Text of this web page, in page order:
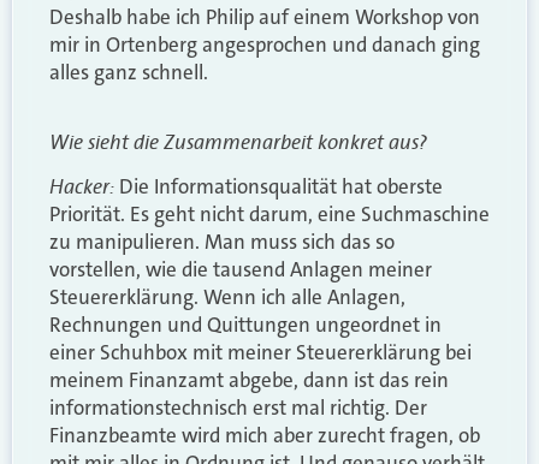
Deshalb habe ich Philip auf einem Workshop von
mir in Ortenberg angesprochen und danach ging
alles ganz schnell.
Wie sieht die Zusammenarbeit konkret aus?
Hacker: Die Informationsqualität hat oberste
Priorität. Es geht nicht darum, eine Suchmaschine
zu manipulieren. Man muss sich das so
vorstellen, wie die tausend Anlagen meiner
Steuererklärung. Wenn ich alle Anlagen,
Rechnungen und Quittungen ungeordnet in
einer Schuhbox mit meiner Steuererklärung bei
meinem Finanzamt abgebe, dann ist das rein
informationstechnisch erst mal richtig. Der
Finanzbeamte wird mich aber zurecht fragen, ob